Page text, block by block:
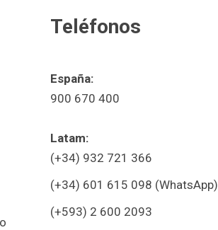
Teléfonos
España:
900 670 400
Latam:
(+34) 932 721 366
(+34) 601 615 098 (WhatsApp)
(+593) 2 600 2093